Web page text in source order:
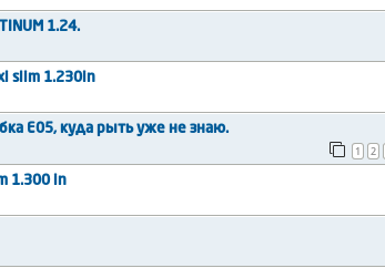
1.24.
slim 1.230in
Е05, куда рыть уже не знаю.
1 2
1.300 in